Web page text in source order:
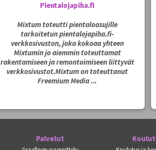
Pientalojapiha.fi
Mixtum toteutti pientaloasujille
tarkoitetun pientalojapiha.fi-
verkkosivuston, joka kokoaa yhteen
Mixtumin jo aiemmin toteuttamat
rakentamiseen ja remontoimiseen liittyvät
verkkosivustot.Mixtum on toteuttanut
Freemium Media ...
Palvelut